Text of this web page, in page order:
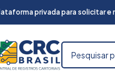
privada para solicitar